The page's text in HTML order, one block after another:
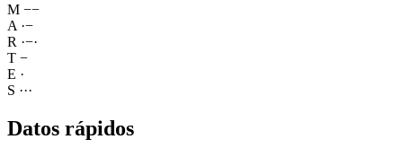
M −−
A ·−
R ·−·
T −
E ·
S ···
Datos rápidos